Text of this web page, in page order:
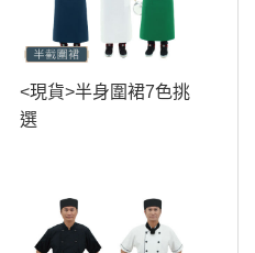
<現貨>半身圍裙7色挑
選